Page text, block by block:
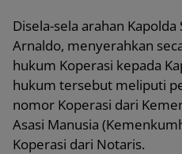
Disela-sela arahan
Arnaldo, menyerahkan
hukum Koperasi kepada
hukum tersebut meliputi
nomor Koperasi dari
Asasi Manusia
Koperasi dari Notaris.